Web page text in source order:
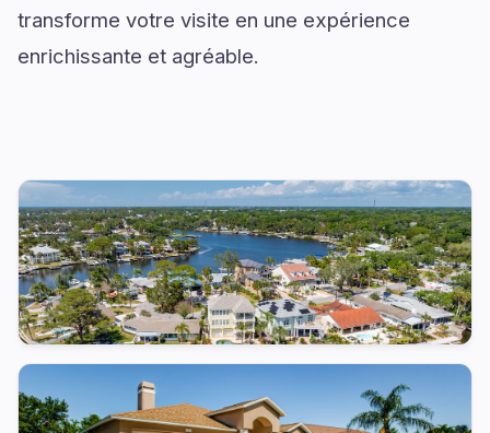
transforme votre visite en une expérience
enrichissante et agréable.